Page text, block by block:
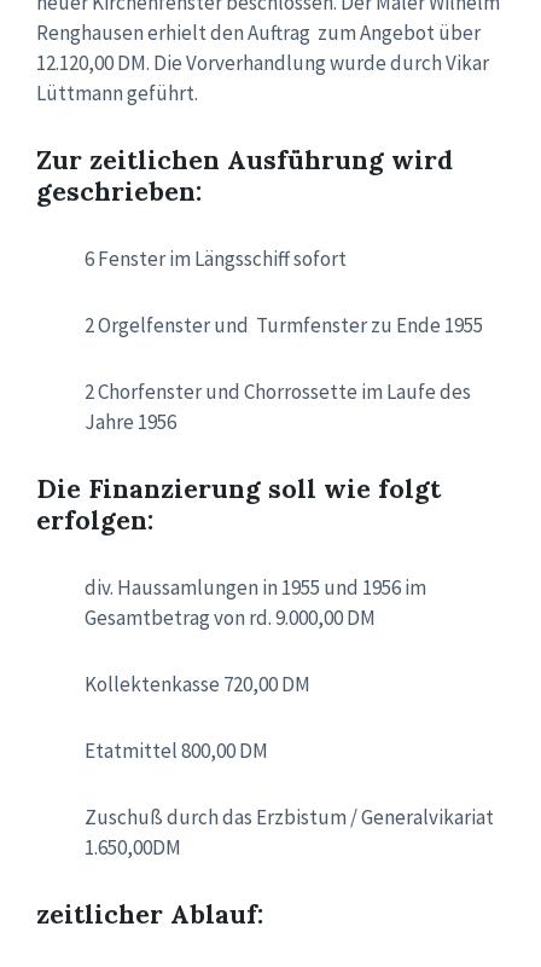
Renghausen erhielt den Auftrag zum Angebot über
12.120,00 DM. Die Vorverhandlung wurde durch Vikar
Lüttmann geführt.
Zur zeitlichen Ausführung wird
geschrieben:
6 Fenster im Längsschiff sofort
2 Orgelfenster und Turmfenster zu Ende 1955
2 Chorfenster und Chorrossette im Laufe des
Jahre 1956
Die Finanzierung soll wie folgt
erfolgen:
div. Haussamlungen in 1955 und 1956 im
Gesamtbetrag von rd. 9.000,00 DM
Kollektenkasse 720,00 DM
Etatmittel 800,00 DM
Zuschuß durch das Erzbistum / Generalvikariat
1.650,00DM
zeitlicher Ablauf: